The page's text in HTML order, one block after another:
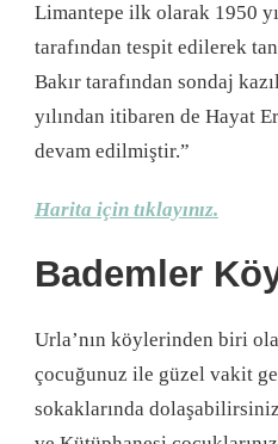
Limantepe ilk olarak 1950
tarafından tespit edilerek
Bakır tarafından sondaj
yılından itibaren de Hayat
devam edilmiştir.”
Harita için tıklayınız.
Bademler
Urla’nın köylerinden biri
çocuğunuz ile güzel vakit
sokaklarında